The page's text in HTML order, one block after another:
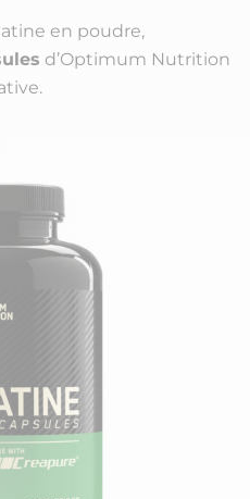
en poudre,
d’Optimum Nutrition